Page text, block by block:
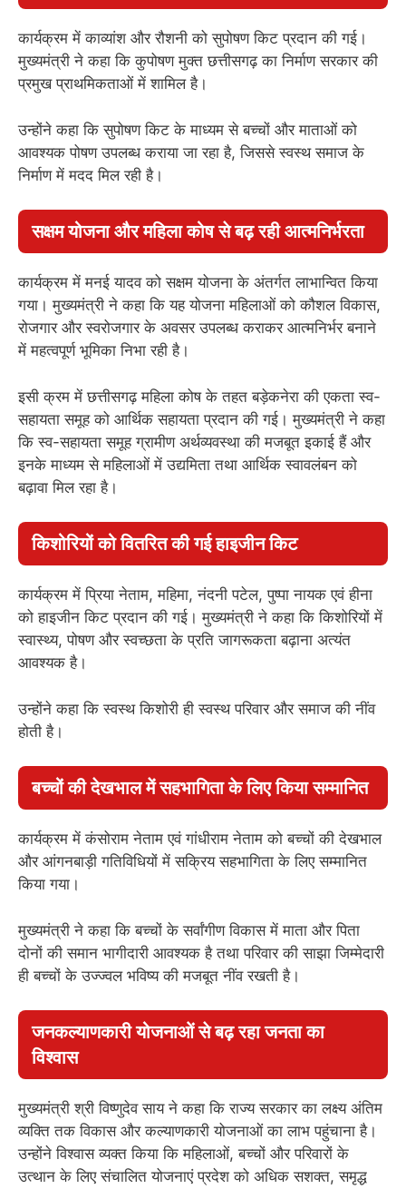
कार्यक्रम में काव्यांश और रौशनी को सुपोषण किट प्रदान की गई।
मुख्यमंत्री ने कहा कि कुपोषण मुक्त छत्तीसगढ़ का निर्माण सरकार की
प्रमुख प्राथमिकताओं में शामिल है।
उन्होंने कहा कि सुपोषण किट के माध्यम से बच्चों और माताओं को
आवश्यक पोषण उपलब्ध कराया जा रहा है, जिससे स्वस्थ समाज के
निर्माण में मदद मिल रही है।
सक्षम योजना और महिला कोष से बढ़ रही आत्मनिर्भरता
कार्यक्रम में मनई यादव को सक्षम योजना के अंतर्गत लाभान्वित किया
गया। मुख्यमंत्री ने कहा कि यह योजना महिलाओं को कौशल विकास,
रोजगार और स्वरोजगार के अवसर उपलब्ध कराकर आत्मनिर्भर बनाने
में महत्वपूर्ण भूमिका निभा रही है।
इसी क्रम में छत्तीसगढ़ महिला कोष के तहत बड़ेकनेरा की एकता स्व-
सहायता समूह को आर्थिक सहायता प्रदान की गई। मुख्यमंत्री ने कहा
कि स्व-सहायता समूह ग्रामीण अर्थव्यवस्था की मजबूत इकाई हैं और
इनके माध्यम से महिलाओं में उद्यमिता तथा आर्थिक स्वावलंबन को
बढ़ावा मिल रहा है।
किशोरियों को वितरित की गई हाइजीन किट
कार्यक्रम में प्रिया नेताम, महिमा, नंदनी पटेल, पुष्पा नायक एवं हीना
को हाइजीन किट प्रदान की गई। मुख्यमंत्री ने कहा कि किशोरियों में
स्वास्थ्य, पोषण और स्वच्छता के प्रति जागरूकता बढ़ाना अत्यंत
आवश्यक है।
उन्होंने कहा कि स्वस्थ किशोरी ही स्वस्थ परिवार और समाज की नींव
होती है।
बच्चों की देखभाल में सहभागिता के लिए किया सम्मानित
कार्यक्रम में कंसोराम नेताम एवं गांधीराम नेताम को बच्चों की देखभाल
और आंगनबाड़ी गतिविधियों में सक्रिय सहभागिता के लिए सम्मानित
किया गया।
मुख्यमंत्री ने कहा कि बच्चों के सर्वांगीण विकास में माता और पिता
दोनों की समान भागीदारी आवश्यक है तथा परिवार की साझा जिम्मेदारी
ही बच्चों के उज्ज्वल भविष्य की मजबूत नींव रखती है।
जनकल्याणकारी योजनाओं से बढ़ रहा जनता का
विश्वास
मुख्यमंत्री श्री विष्णुदेव साय ने कहा कि राज्य सरकार का लक्ष्य अंतिम
व्यक्ति तक विकास और कल्याणकारी योजनाओं का लाभ पहुंचाना है।
उन्होंने विश्वास व्यक्त किया कि महिलाओं, बच्चों और परिवारों के
उत्थान के लिए संचालित योजनाएं प्रदेश को अधिक सशक्त, समृद्ध